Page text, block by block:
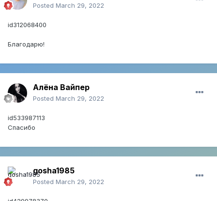
Posted March 29, 2022
id312068400
Благодарю!
Алёна Вайпер
Posted March 29, 2022
id533987113
Спасибо
gosha1985
Posted March 29, 2022